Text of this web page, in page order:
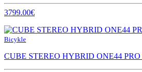
3799.00€
Bicykle
CUBE STEREO HYBRID ONE44 PRO